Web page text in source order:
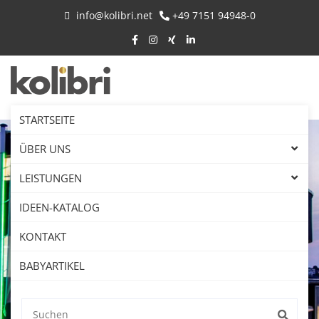
info@kolibri.net +49 7151 94948-0
STARTSEITE
ÜBER UNS
LEISTUNGEN
IDEEN-KATALOG
KONTAKT
BABYARTIKEL